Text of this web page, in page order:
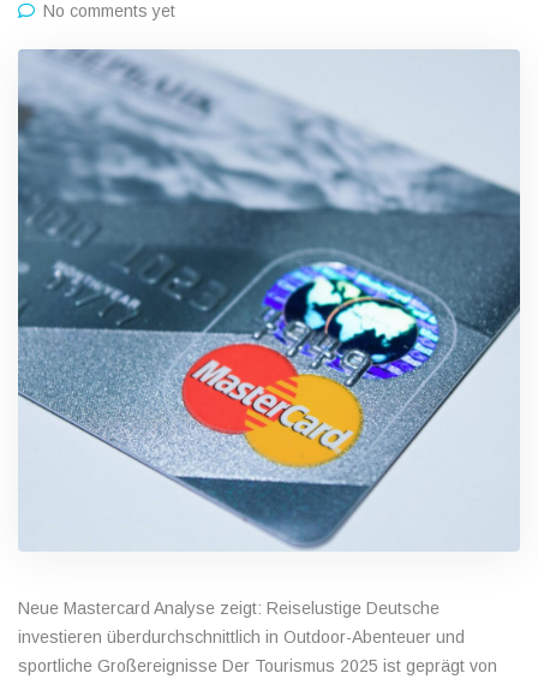
No comments yet
Neue Mastercard Analyse zeigt: Reiselustige Deutsche
investieren überdurchschnittlich in Outdoor-Abenteuer und
sportliche Großereignisse Der Tourismus 2025 ist geprägt von